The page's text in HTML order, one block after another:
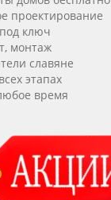
проектирование
ключ
монтаж
славяне
этапах
время